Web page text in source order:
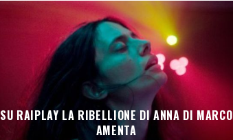
SU RAIPLAY LA RIBELLIONE DI ANNA DI MARCO
AMENTA